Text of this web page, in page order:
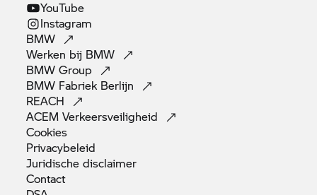
YouTube
Instagram
BMW
Werken bij BMW
BMWGroup
BMW Fabriek Berlijn
REACH
ACEMVerkeersveiligheid
Cookies
Privacybeleid
Juridischedisclaimer
Contact